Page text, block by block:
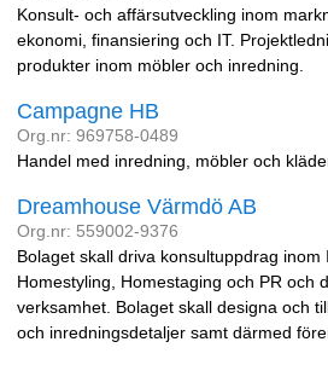
Konsult- och affärsutveckling inom
ekonomi, finansiering och IT.
produkter inom möbler och inredning.
Campagne HB
Org.nr: 969758-0489
Handel med inredning, möbler och
Dreamhouse Värmdö AB
Org.nr: 559002-9376
Bolaget skall driva konsultuppdrag inom
Homestyling, Homestaging och PR och
verksamhet. Bolaget skall designa och
och inredningsdetaljer samt därmed